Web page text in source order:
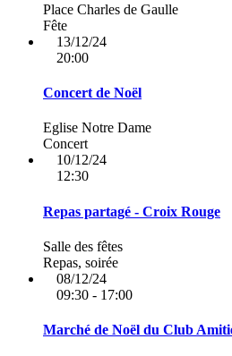
Place Charles de Gaulle
Fête
13/12/24
20:00
Concert de Noël
Eglise Notre Dame
Concert
10/12/24
12:30
Repas partagé - Croix Rouge
Salle des fêtes
Repas, soirée
08/12/24
09:30 - 17:00
Marché de Noël du Club